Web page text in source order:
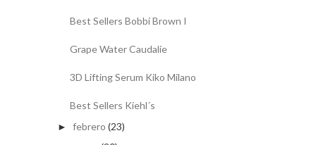
Best Sellers Bobbi Brown I
Grape Water Caudalíe
3D Lifting Serum Kiko Milano
Best Sellers Kiehl´s
► febrero (23)